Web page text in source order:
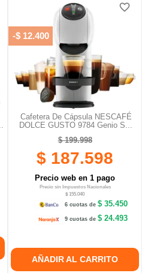
Cafetera De Cápsula NESCAFÉ
DOLCE GUSTO 9784 Genio S...
$ 199.998
$ 187.598
Precio web en 1 pago
Precio sin Impuestos Nacionales
$ 155.040
6 cuotas de$ 35.450
9 cuotas de$ 24.493
AÑADIR AL CARRITO
-$ 12.400
favorite_border
favorite_border